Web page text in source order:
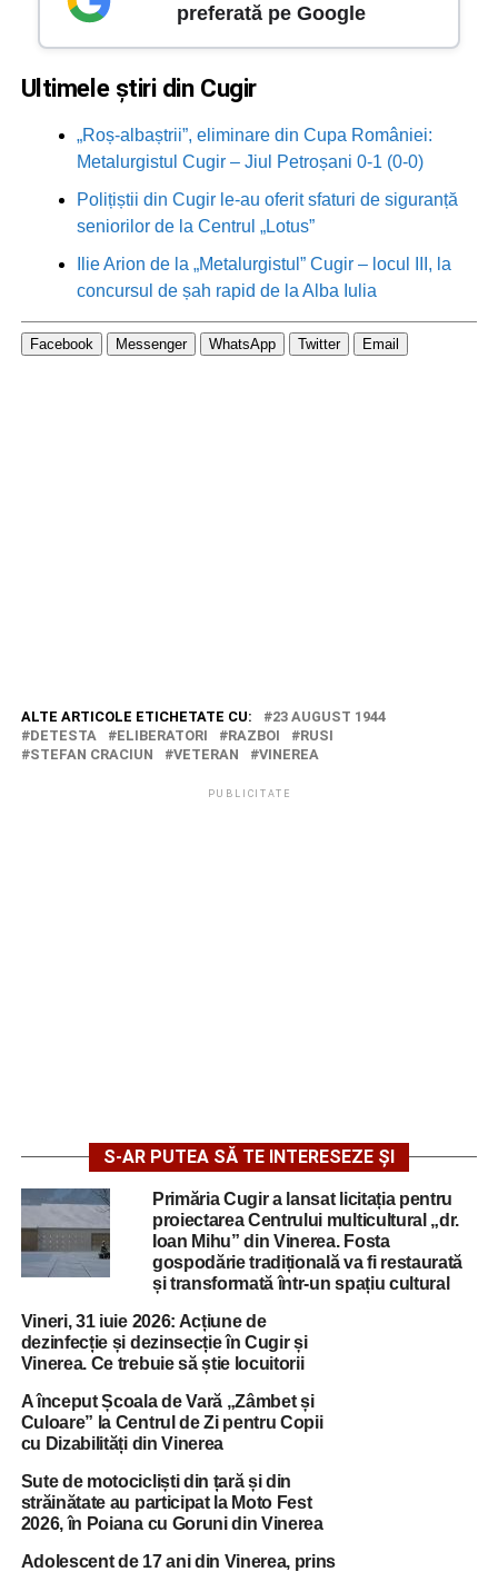
preferată pe Google
Ultimele știri din Cugir
„Roș-albaștrii”, eliminare din Cupa României:
Metalurgistul Cugir – Jiul Petroșani 0-1 (0-0)
Polițiștii din Cugir le-au oferit sfaturi de siguranță
seniorilor de la Centrul „Lotus”
Ilie Arion de la „Metalurgistul” Cugir – locul III, la
concursul de șah rapid de la Alba Iulia
Facebook Messenger WhatsApp Twitter Email
ALTE ARTICOLE ETICHETATE CU:
23 AUGUST 1944
DETESTA
ELIBERATORI RAZBOI
RUSI
STEFAN CRACIUN
VETERAN VINEREA
PUBLICITATE
S-AR PUTEA SĂ TE INTERESEZE ȘI
Primăria Cugir a lansat licitația pentru
proiectarea Centrului multicultural „dr.
Ioan Mihu” din Vinerea. Fosta
gospodărie tradițională va fi restaurată
și transformată într-un spațiu cultural
Vineri, 31 iuie 2026: Acțiune de
dezinfecție și dezinsecție în Cugir și
Vinerea. Ce trebuie să știe locuitorii
A început Școala de Vară „Zâmbet și
Culoare” la Centrul de Zi pentru Copii
cu Dizabilități din Vinerea
Sute de motocicliști din țară și din
străinătate au participat la Moto Fest
2026, în Poiana cu Goruni din Vinerea
Adolescent de 17 ani din Vinerea, prins